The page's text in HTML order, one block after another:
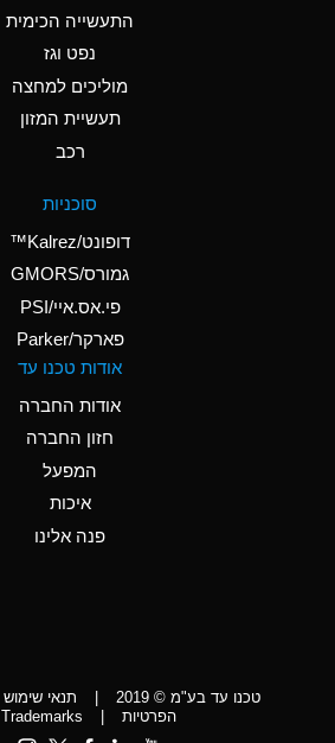
Ammonium Nitrate
Ammonium Nitrite
Ammonium Persulfate
Ammonium Phosphate
A
Ammonium Sulfate
*
Amyl Acetate (Banana
Aniline
D
התעשייה הכימית
נפט וגז
מוליכים למחצה
תעשיית המזון
רכב
סוכניות
דופונט/Kalrez™
גמורס/GMORS
פי.אס.איי/PSI
פארקר/Parker
אודות טכנו עד
אודות החברה
חזון החברה
המפעל
איכות
פנה אלינו
טכנו עד בע"מ © 2019 | תנאי שימוש
הפרטיות
|
Trademarks